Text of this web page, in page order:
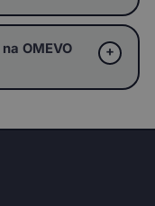
OMEVO